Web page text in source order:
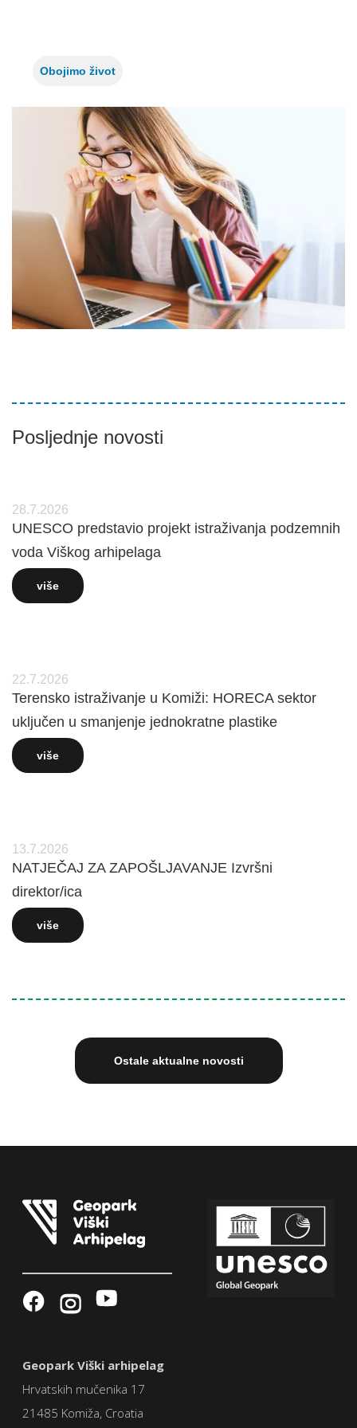
Obojimo život
Posljednje novosti
28.7.2026
UNESCO predstavio projekt istraživanja podzemnih
voda Viškog arhipelaga
više
22.7.2026
Terensko istraživanje u Komiži: HORECA sektor
uključen u smanjenje jednokratne plastike
više
13.7.2026
NATJEČAJ ZA ZAPOŠLJAVANJE Izvršni
direktor/ica
više
Ostale aktualne novosti
Geopark Viški arhipelag
Hrvatskih mučenika 17
21485 Komiža, Croatia